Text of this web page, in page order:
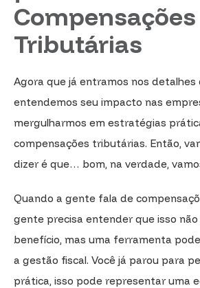
Compensações
Tributárias
Agora que já entramos nos detalhes
entendemos seu impacto nas
mergulharmos em estratégias
compensações tributárias. Então,
dizer é que… bom, na verdade,
Quando a gente fala de
gente precisa entender que isso não
benefício, mas uma ferramenta
a gestão fiscal. Você já parou para
prática, isso pode representar uma